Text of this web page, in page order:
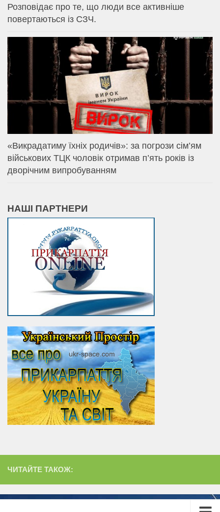
Розповідає про те, що люди все активніше
повертаються із СЗЧ.
«Викрадатиму їхніх родичів»: за погрози сім’ям
військових ТЦК чоловік отримав п’ять років із
дворічним випробуванням
НАШІ ПАРТНЕРИ
ЧИТАЙТЕ ТАКОЖ: